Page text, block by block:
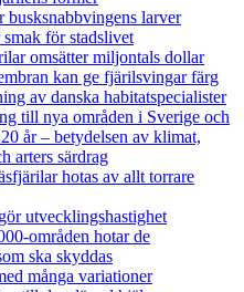
larver
för stadslivet
omsätter miljontals dollar
kan ge fjärilsvingar färg
av danska habitatspecialister
till nya områden i Sverige och
år– betydelsen av klimat,
arters särdrag
hotas av allt torrare
utvecklingshastighet
områden hotar de
ska skyddas
många variationer